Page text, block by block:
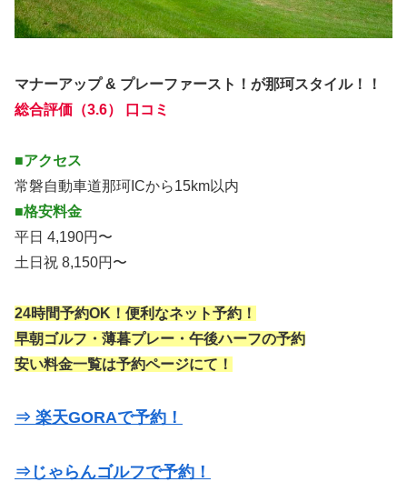
マナーアップ & プレーファースト！が那珂スタイル！！
総合評価（3.6） 口コミ
■アクセス
常磐自動車道那珂ICから15km以内
■格安料金
平日 4,190円〜
土日祝 8,150円〜
24時間予約OK！便利なネット予約！
早朝ゴルフ・薄暮プレー・午後ハーフの予約
安い料金一覧は予約ページにて！
⇒ 楽天GORAで予約！
⇒じゃらんゴルフで予約！